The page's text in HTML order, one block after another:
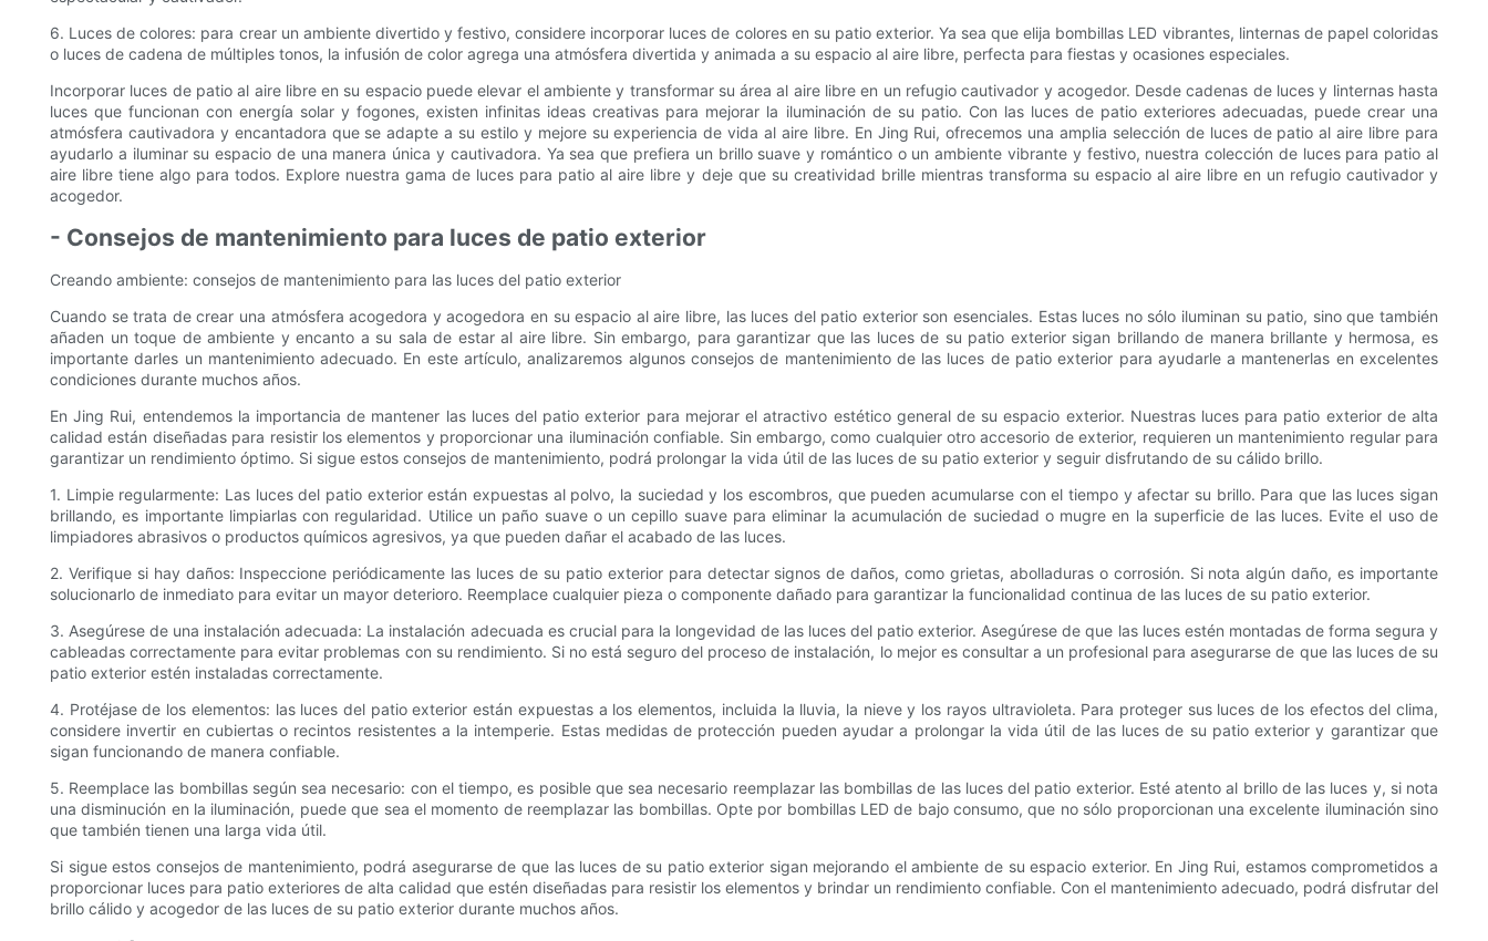
6. Luces de colores: para crear un ambiente divertido y festivo, considere incorporar luces de colores en su patio exterior. Ya sea que elija bombillas LED vibrantes, linternas de papel coloridas
o luces de cadena de múltiples tonos, la infusión de color agrega una atmósfera divertida y animada a su espacio al aire libre, perfecta para fiestas y ocasiones especiales.
Incorporar luces de patio al aire libre en su espacio puede elevar el ambiente y transformar su área al aire libre en un refugio cautivador y acogedor. Desde cadenas de luces y linternas hasta
luces que funcionan con energía solar y fogones, existen infinitas ideas creativas para mejorar la iluminación de su patio. Con las luces de patio exteriores adecuadas, puede crear una
atmósfera cautivadora y encantadora que se adapte a su estilo y mejore su experiencia de vida al aire libre. En Jing Rui, ofrecemos una amplia selección de luces de patio al aire libre para
ayudarlo a iluminar su espacio de una manera única y cautivadora. Ya sea que prefiera un brillo suave y romántico o un ambiente vibrante y festivo, nuestra colección de luces para patio al
aire libre tiene algo para todos. Explore nuestra gama de luces para patio al aire libre y deje que su creatividad brille mientras transforma su espacio al aire libre en un refugio cautivador y
acogedor.
- Consejos de mantenimiento para luces de patio exterior
Creando ambiente: consejos de mantenimiento para las luces del patio exterior
Cuando se trata de crear una atmósfera acogedora y acogedora en su espacio al aire libre, las luces del patio exterior son esenciales. Estas luces no sólo iluminan su patio, sino que también
añaden un toque de ambiente y encanto a su sala de estar al aire libre. Sin embargo, para garantizar que las luces de su patio exterior sigan brillando de manera brillante y hermosa, es
importante darles un mantenimiento adecuado. En este artículo, analizaremos algunos consejos de mantenimiento de las luces de patio exterior para ayudarle a mantenerlas en excelentes
condiciones durante muchos años.
En Jing Rui, entendemos la importancia de mantener las luces del patio exterior para mejorar el atractivo estético general de su espacio exterior. Nuestras luces para patio exterior de alta
calidad están diseñadas para resistir los elementos y proporcionar una iluminación confiable. Sin embargo, como cualquier otro accesorio de exterior, requieren un mantenimiento regular para
garantizar un rendimiento óptimo. Si sigue estos consejos de mantenimiento, podrá prolongar la vida útil de las luces de su patio exterior y seguir disfrutando de su cálido brillo.
1. Limpie regularmente: Las luces del patio exterior están expuestas al polvo, la suciedad y los escombros, que pueden acumularse con el tiempo y afectar su brillo. Para que las luces sigan
brillando, es importante limpiarlas con regularidad. Utilice un paño suave o un cepillo suave para eliminar la acumulación de suciedad o mugre en la superficie de las luces. Evite el uso de
limpiadores abrasivos o productos químicos agresivos, ya que pueden dañar el acabado de las luces.
2. Verifique si hay daños: Inspeccione periódicamente las luces de su patio exterior para detectar signos de daños, como grietas, abolladuras o corrosión. Si nota algún daño, es importante
solucionarlo de inmediato para evitar un mayor deterioro. Reemplace cualquier pieza o componente dañado para garantizar la funcionalidad continua de las luces de su patio exterior.
3. Asegúrese de una instalación adecuada: La instalación adecuada es crucial para la longevidad de las luces del patio exterior. Asegúrese de que las luces estén montadas de forma segura y
cableadas correctamente para evitar problemas con su rendimiento. Si no está seguro del proceso de instalación, lo mejor es consultar a un profesional para asegurarse de que las luces de su
patio exterior estén instaladas correctamente.
4. Protéjase de los elementos: las luces del patio exterior están expuestas a los elementos, incluida la lluvia, la nieve y los rayos ultravioleta. Para proteger sus luces de los efectos del clima,
considere invertir en cubiertas o recintos resistentes a la intemperie. Estas medidas de protección pueden ayudar a prolongar la vida útil de las luces de su patio exterior y garantizar que
sigan funcionando de manera confiable.
5. Reemplace las bombillas según sea necesario: con el tiempo, es posible que sea necesario reemplazar las bombillas de las luces del patio exterior. Esté atento al brillo de las luces y, si nota
una disminución en la iluminación, puede que sea el momento de reemplazar las bombillas. Opte por bombillas LED de bajo consumo, que no sólo proporcionan una excelente iluminación sino
que también tienen una larga vida útil.
Si sigue estos consejos de mantenimiento, podrá asegurarse de que las luces de su patio exterior sigan mejorando el ambiente de su espacio exterior. En Jing Rui, estamos comprometidos a
proporcionar luces para patio exteriores de alta calidad que estén diseñadas para resistir los elementos y brindar un rendimiento confiable. Con el mantenimiento adecuado, podrá disfrutar del
brillo cálido y acogedor de las luces de su patio exterior durante muchos años.